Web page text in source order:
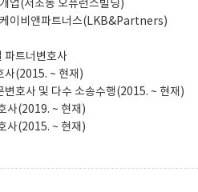
업(서초동 오퓨런스빌딩)
이비앤파트너스(LKB&Partners)
파트너변호사
사(2015. ~ 현재)
변호사 및 다수 소송수행(2015. ~ 현재)
사(2019. ~ 현재)
사(2015. ~ 현재)